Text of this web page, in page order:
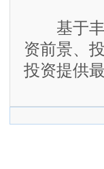
基于丰
资前景、
投资提供